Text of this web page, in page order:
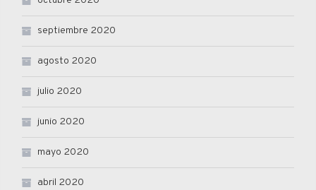
septiembre 2020
agosto 2020
julio 2020
junio 2020
mayo 2020
abril 2020